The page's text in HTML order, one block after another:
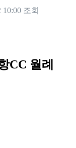
10:00 조회
CC 월례